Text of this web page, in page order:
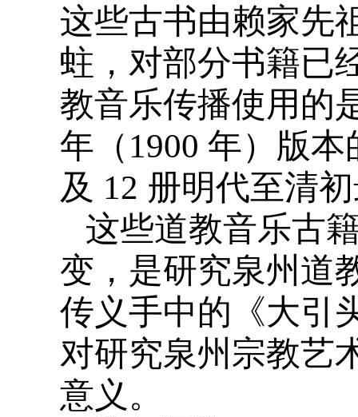
这些古书由赖家先
蛀，对部分书籍已
教音乐传播使用的
年（1900 年）版
及 12 册明代至清
这些道教音乐古
变，是研究泉州道
传义手中的《大引
对研究泉州宗教艺
意义。